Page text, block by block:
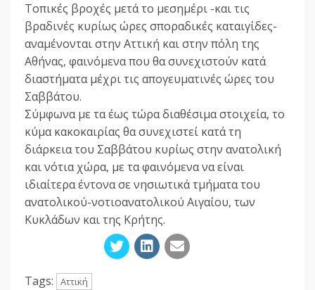
Τοπικές βροχές μετά το μεσημέρι -και τις
βραδινές κυρίως ώρες σποραδικές καταιγίδες-
αναμένονται στην Αττική και στην πόλη της
Αθήνας, φαινόμενα που θα συνεχιστούν κατά
διαστήματα μέχρι τις απογευματινές ώρες του
Σαββάτου.
Σύμφωνα με τα έως τώρα διαθέσιμα στοιχεία, το
κύμα κακοκαιρίας θα συνεχιστεί κατά τη
διάρκεια του Σαββάτου κυρίως στην ανατολική
και νότια χώρα, με τα φαινόμενα να είναι
ιδιαίτερα έντονα σε νησιωτικά τμήματα του
ανατολικού-νοτιοανατολικού Αιγαίου, των
Κυκλάδων και της Κρήτης.
Tags: Αττική